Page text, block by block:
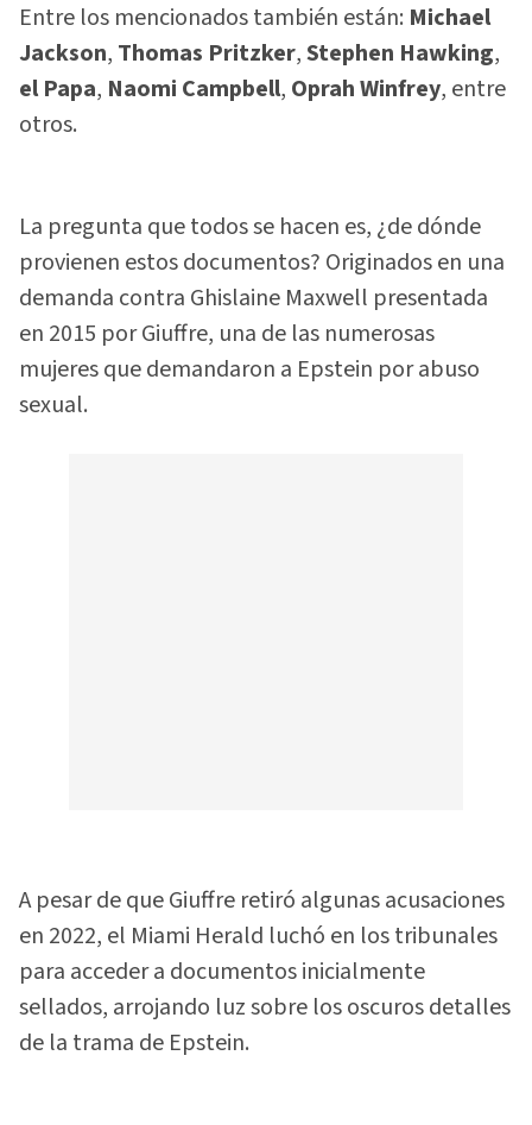
Entre los mencionados también están: Michael
Jackson, Thomas Pritzker,Stephen Hawking,
el Papa, Naomi Campbell, Oprah Winfrey, entre
otros.
La pregunta que todos se hacen es, ¿de dónde
provienen estos documentos? Originados en una
demanda contra Ghislaine Maxwell presentada
en 2015 por Giuffre, una de las numerosas
mujeres que demandaron a Epstein por abuso
sexual.
A pesar de que Giuffre retiró algunas acusaciones
en 2022, el Miami Herald luchó en los tribunales
para acceder a documentos inicialmente
sellados, arrojando luz sobre los oscuros detalles
de la trama de Epstein.